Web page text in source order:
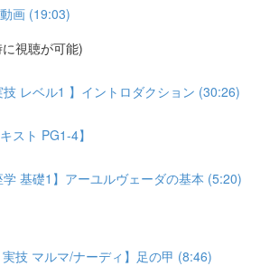
画 (19:03)
視聴が可能)
技 レベル1 】イントロダクション (30:26)
スト PG1-4】
学 基礎1】アーユルヴェーダの基本 (5:20)
実技 マルマ/ナーディ】足の甲 (8:46)